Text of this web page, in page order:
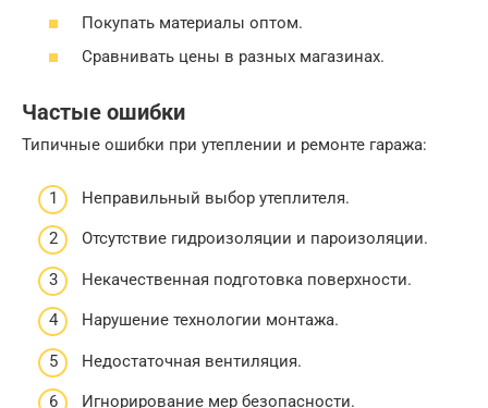
Покупать материалы оптом.
Сравнивать цены в разных магазинах.
Частые ошибки
Типичные ошибки при утеплении и ремонте гаража:
Неправильный выбор утеплителя.
Отсутствие гидроизоляции и пароизоляции.
Некачественная подготовка поверхности.
Нарушение технологии монтажа.
Недостаточная вентиляция.
Игнорирование мер безопасности.